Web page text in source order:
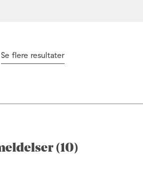
Se flere resultater
(10)